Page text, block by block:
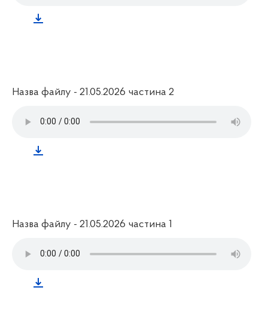
Назва файлу - 21.05.2026 частина 2
Назва файлу - 21.05.2026 частина 1